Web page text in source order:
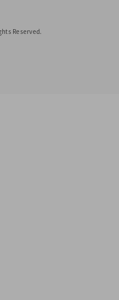
Reserved.